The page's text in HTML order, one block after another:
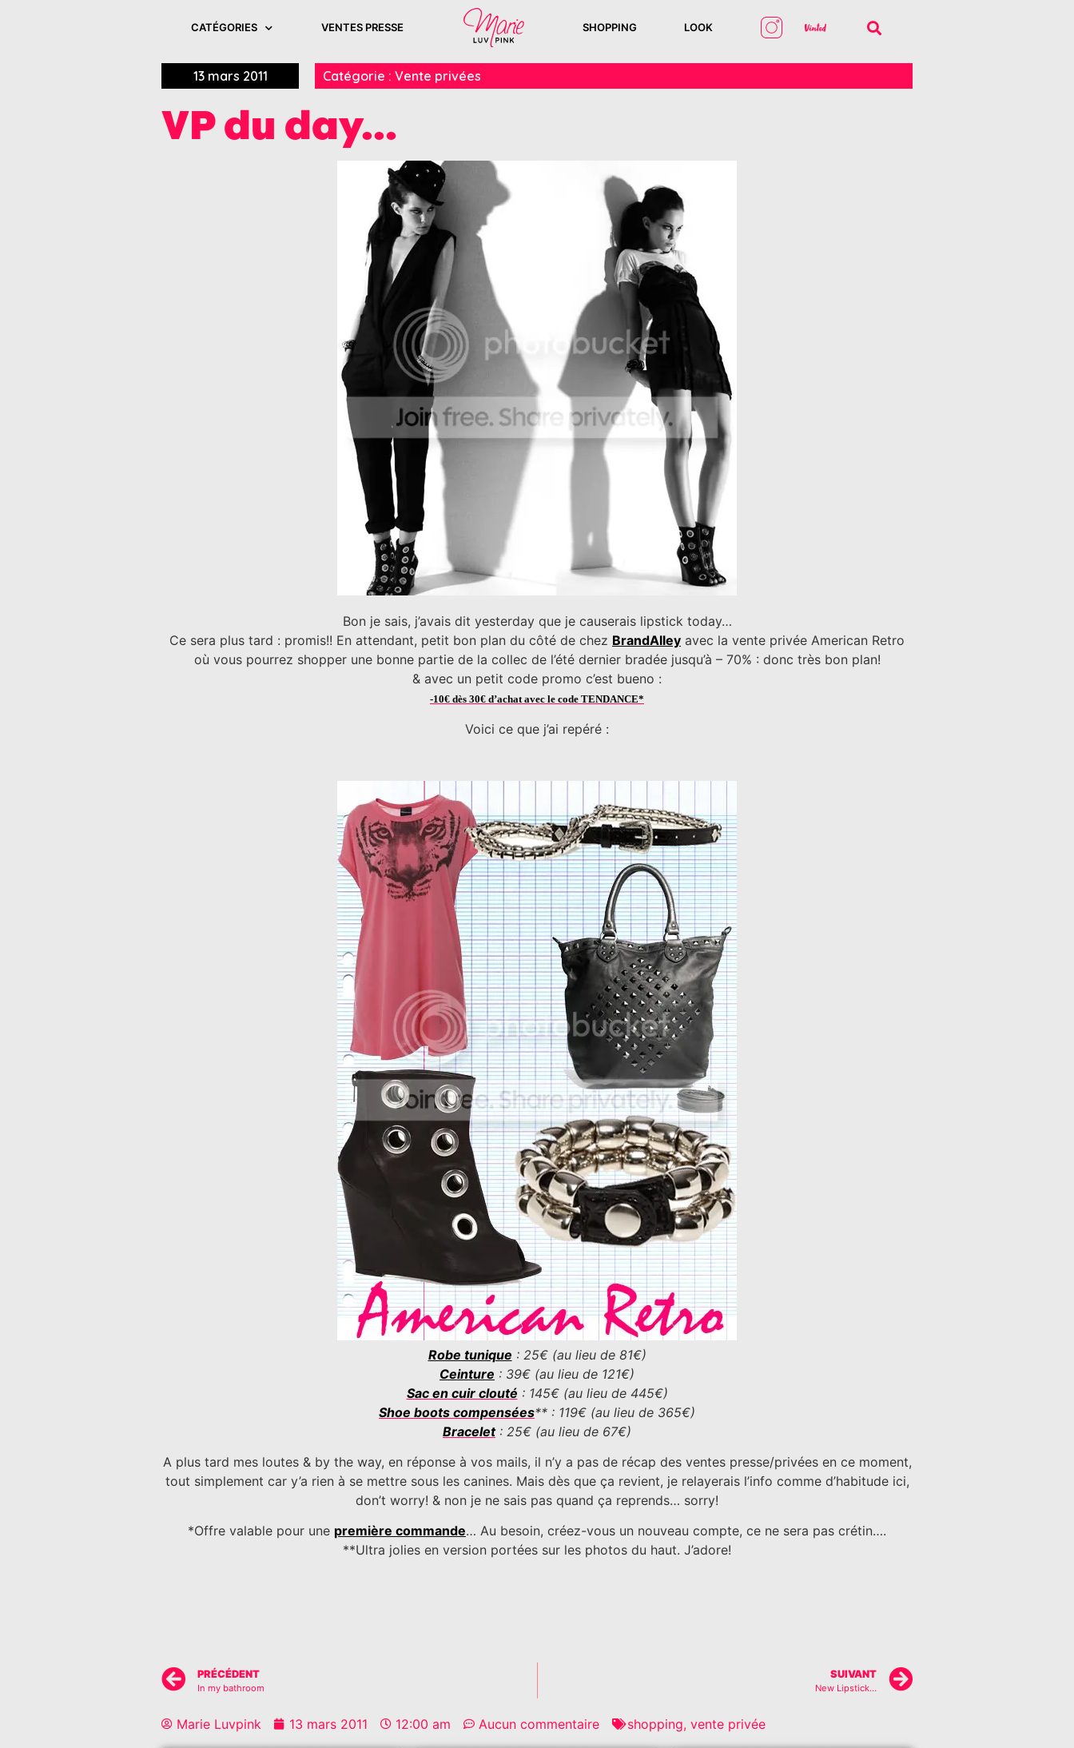
CATÉGORIES VENTES PRESSE SHOPPING LOOK
13 mars 2011 Catégorie : Vente privées
VP du day…
Bon je sais, j’avais dit yesterday que je causerais lipstick today…
Ce sera plus tard : promis!! En attendant, petit bon plan du côté de chez BrandAlley avec la vente privée American Retro
où vous pourrez shopper une bonne partie de la collec de l’été dernier bradée jusqu’à – 70% : donc très bon plan!
& avec un petit code promo c’est bueno :
-10€ dès 30€ d’achat avec le code TENDANCE*
Voici ce que j’ai repéré :
Robe tunique : 25€ (au lieu de 81€)
Ceinture : 39€ (au lieu de 121€)
Sac en cuir clouté : 145€ (au lieu de 445€)
Shoe boots compensées** : 119€ (au lieu de 365€)
Bracelet: 25€ (au lieu de 67€)
A plus tard mes loutes & by the way, en réponse à vos mails, il n’y a pas de récap des ventes presse/privées en ce moment,
tout simplement car y’a rien à se mettre sous les canines. Mais dès que ça revient, je relayerais l’info comme d’habitude ici,
don’t worry! & non je ne sais pas quand ça reprends… sorry!
*Offre valable pour une première commande… Au besoin, créez-vous un nouveau compte, ce ne sera pas crétin….
**Ultra jolies en version portées sur les photos du haut. J’adore!
PRÉCÉDENT
In my bathroom
SUIVANT
New Lipstick…
Marie Luvpink 13 mars 2011 12:00 am Aucun commentaire shopping, vente privée